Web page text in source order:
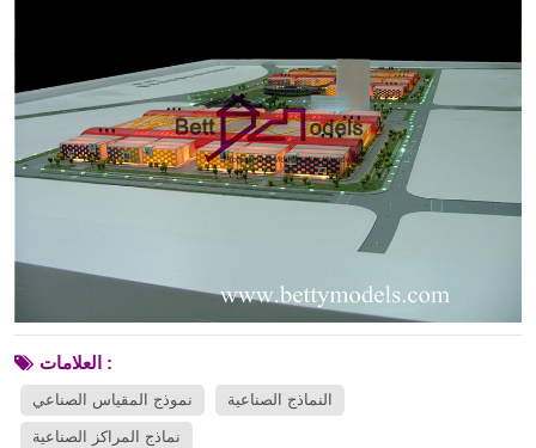
العلامات :
نموذج المقياس الصناعي النماذج الصناعية
نماذج المراكز الصناعية